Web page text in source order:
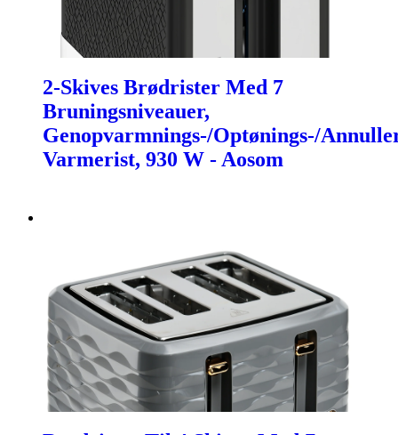
2-Skives Brødrister Med 7
Bruningsniveauer,
Genopvarmnings-/Optønings-/
Varmerist, 930 W - Aosom